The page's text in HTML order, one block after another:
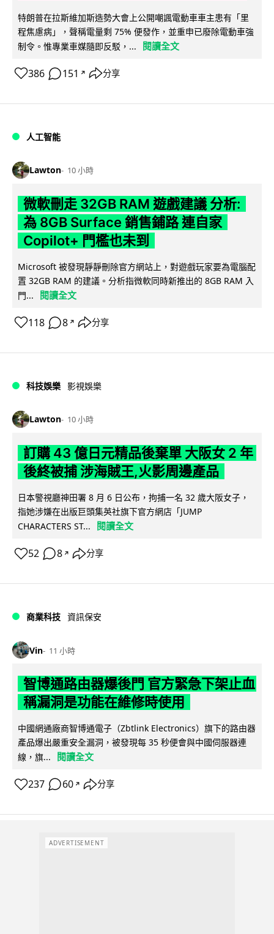
特朗普在拉斯維加斯造勢大會上公開嘲諷電動車車主患有「里
程焦慮病」，聲稱電量剩 75% 便發作，並重申已廢除電動車強
制令。惟專業車媒隨即反駁，...
閱讀全文
386 151 ↗ 分享
人工智能
Lawton 10 小時
微軟刪走 32GB RAM 遊戲建議 分析:
為 8GB Surface 銷售鋪路 連自家
Copilot+ 門檻也未到
Microsoft 被發現靜靜刪除官方網站上，對遊戲玩家要為電腦配
置 32GB RAM 的建議。分析指微軟同時新推出的 8GB RAM 入
門...
閱讀全文
118 8 ↗ 分享
科技娛樂 影視娛樂
Lawton 10 小時
訂購 43 億日元精品後棄單 大阪女 2 年
後終被捕 涉海賊王,火影周邊產品
日本警視廳神田署 8 月 6 日公布，拘捕一名 32 歲大阪女子，
指她涉嫌在出版巨頭集英社旗下官方網店「JUMP
CHARACTERS ST...
閱讀全文
52 8 ↗ 分享
商業科技 資訊保安
Vin 11 小時
智博通路由器爆後門 官方緊急下架止血
稱漏洞是功能在維修時使用
中國網通廠商智博通電子（Zbtlink Electronics）旗下的路由器
產品爆出嚴重安全漏洞，被發現每 35 秒便會與中國伺服器連
線，旗...
閱讀全文
237 60 ↗ 分享
ADVERTISEMENT